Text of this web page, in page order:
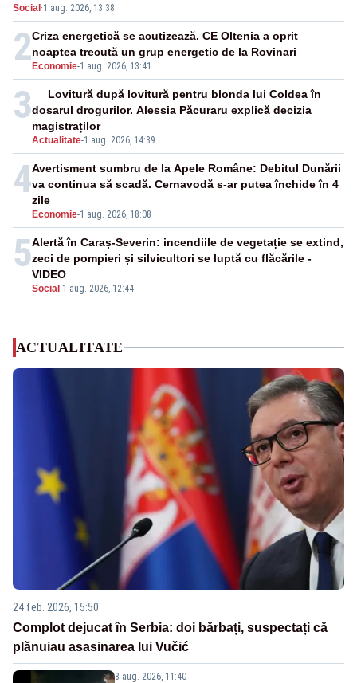
Social ·1 aug. 2026, 13:38
2 Economie-1 aug. 2026, 13:41
Criza energetică se acutizează. CE Oltenia a oprit
noaptea trecută un grup energetic de la Rovinari
3
Actualitate-1 aug. 2026, 14:39
Lovitură după lovitură pentru blonda lui Coldea în
dosarul drogurilor. Alessia Păcuraru explică decizia
magistraților
4
Economie-1 aug. 2026, 18:08
Avertisment sumbru de la Apele Române: Debitul Dunării
va continua să scadă. Cernavodă s-ar putea închide în 4
zile
5
Social -1 aug. 2026, 12:44
Alertă în Caraș-Severin: incendiile de vegetație se extind,
zeci de pompieri și silvicultori se luptă cu flăcările -
VIDEO
ACTUALITATE
24 feb. 2026, 15:50
Complot dejucat în Serbia: doi bărbați, suspectați că
plănuiau asasinarea lui Vučić
8 aug. 2026, 11:40